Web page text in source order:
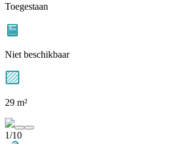
Toegestaan
Niet beschikbaar
29 m²
1/10